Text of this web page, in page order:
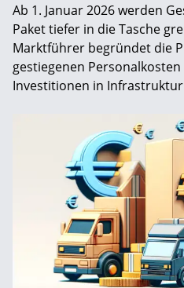
Ab 1. Januar 2026 werden
Paket tiefer in die Tasche
Marktführer begründet die
gestiegenen
Investitionen in